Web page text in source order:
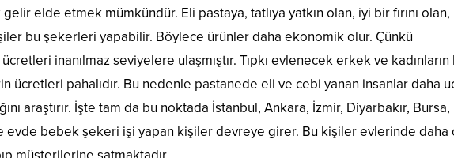
elde etmek mümkündür. Eli pastaya, tatlıya yatkın olan, iyi bir fırını olan,
bu şekerleri yapabilir. Böylece ürünler daha ekonomik olur. Çünkü
inanılmaz seviyelere ulaşmıştır. Tıpkı evlenecek erkek ve
ücretleri pahalıdır. Bu nedenle pastanede eli ve cebi yanan insanlar daha
araştırır. İşte tam da bu noktada İstanbul, Ankara, İzmir, Diyarbakır, Bursa,
evde bebek şekeri işi yapan kişiler devreye girer. Bu kişiler evlerinde daha